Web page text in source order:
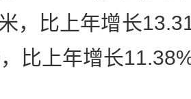
，比上年增长
比上年增长